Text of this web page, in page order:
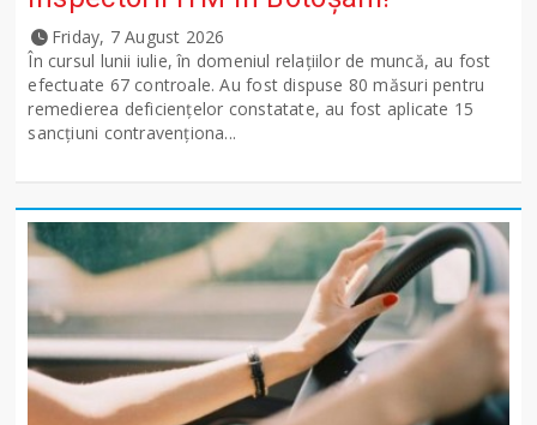
Friday, 7 August 2026
În cursul lunii iulie, în domeniul relațiilor de muncă, au fost
efectuate 67 controale. Au fost dispuse 80 măsuri pentru
remedierea deficiențelor constatate, au fost aplicate 15
sancţiuni contravenționa...